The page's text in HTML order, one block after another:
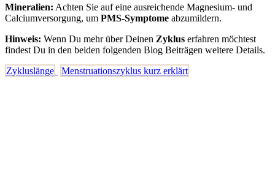
Mineralien: Achten Sie auf eine ausreichende Magnesium- und
Calciumversorgung, um PMS-Symptome abzumildern.
Hinweis: Wenn Du mehr über Deinen Zyklus erfahren möchtest
findest Du in den beiden folgenden Blog Beiträgen weitere Details.
Zykluslänge
Menstruationszyklus kurz erklärt